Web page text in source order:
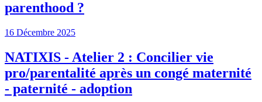
parenthood ?
16 Décembre 2025
NATIXIS - Atelier 2 : Concilier vie
pro/parentalité après un congé maternité
- paternité - adoption